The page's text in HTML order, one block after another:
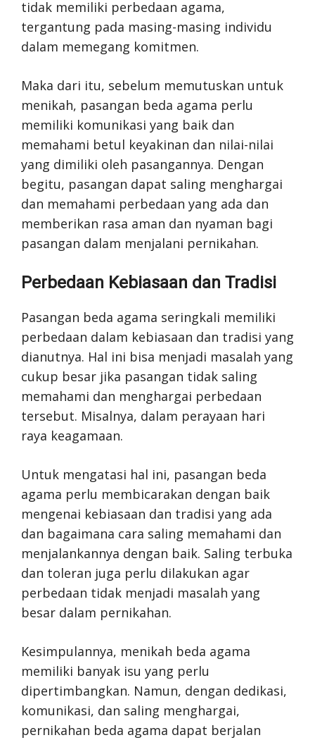
tidak memiliki perbedaan agama,
tergantung pada masing-masing individu
dalam memegang komitmen.
Maka dari itu, sebelum memutuskan untuk
menikah, pasangan beda agama perlu
memiliki komunikasi yang baik dan
memahami betul keyakinan dan nilai-nilai
yang dimiliki oleh pasangannya. Dengan
begitu, pasangan dapat saling menghargai
dan memahami perbedaan yang ada dan
memberikan rasa aman dan nyaman bagi
pasangan dalam menjalani pernikahan.
Perbedaan Kebiasaan dan Tradisi
Pasangan beda agama seringkali memiliki
perbedaan dalam kebiasaan dan tradisi yang
dianutnya. Hal ini bisa menjadi masalah yang
cukup besar jika pasangan tidak saling
memahami dan menghargai perbedaan
tersebut. Misalnya, dalam perayaan hari
raya keagamaan.
Untuk mengatasi hal ini, pasangan beda
agama perlu membicarakan dengan baik
mengenai kebiasaan dan tradisi yang ada
dan bagaimana cara saling memahami dan
menjalankannya dengan baik. Saling terbuka
dan toleran juga perlu dilakukan agar
perbedaan tidak menjadi masalah yang
besar dalam pernikahan.
Kesimpulannya, menikah beda agama
memiliki banyak isu yang perlu
dipertimbangkan. Namun, dengan dedikasi,
komunikasi, dan saling menghargai,
pernikahan beda agama dapat berjalan